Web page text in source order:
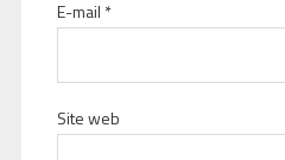
E-mail *
Site web